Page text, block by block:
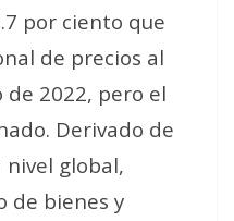
por ciento que
de precios al
2022, pero el
Derivado de
nivel global,
de bienes y